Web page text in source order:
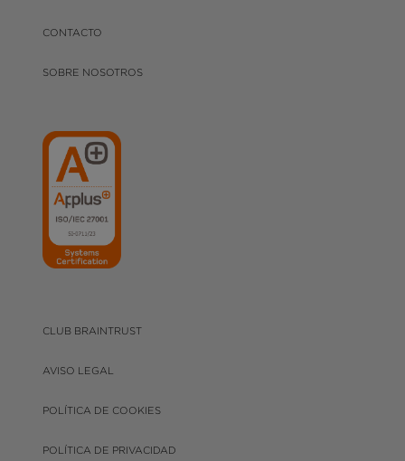
CONTACTO
SOBRE NOSOTROS
CLUB BRAINTRUST
AVISO LEGAL
POLÍTICA DE COOKIES
POLÍTICA DE PRIVACIDAD